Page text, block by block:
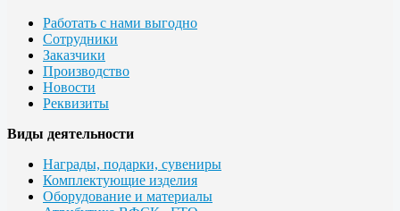
Работать с нами выгодно
Сотрудники
Заказчики
Производство
Новости
Реквизиты
Виды деятельности
Награды, подарки, сувениры
Комплектующие изделия
Оборудование и материалы